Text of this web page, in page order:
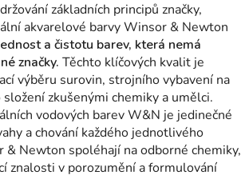
základních principů značky,
akvarelové barvy Winsor & Newton
a čistotu barev, která nemá
značky. Těchto klíčových kvalit je
výběru surovin, strojního vybavení na
zkušenými chemiky a umělci.
vodových barev W&N je jedinečné
a chování každého jednotlivého
& Newton spoléhají na odborné chemiky,
znalosti v porozumění a formulování